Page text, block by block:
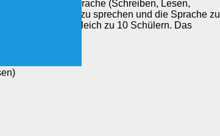
lernen die Sprache (Schreiben, Lesen,
viel selber zu sprechen und die Sprache zu
mit 5 im Vergleich zu 10 Schülern. Das